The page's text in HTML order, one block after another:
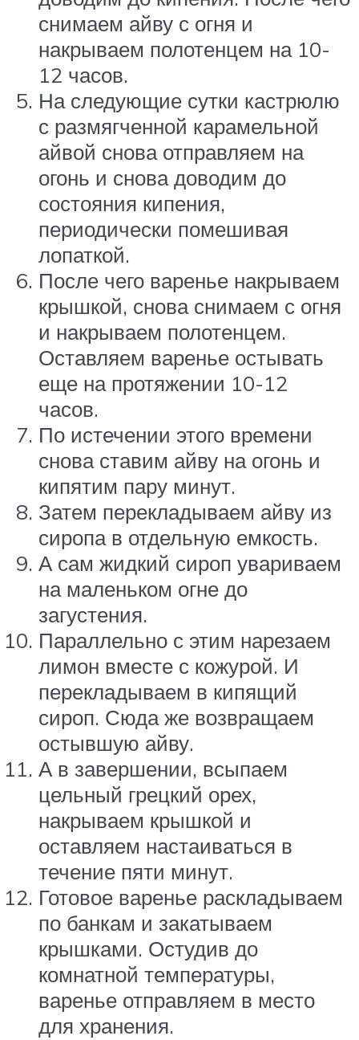
снимаем айву с огня и
накрываем полотенцем на 10-
12 часов.
На следующие сутки кастрюлю
с размягченной карамельной
айвой снова отправляем на
огонь и снова доводим до
состояния кипения,
периодически помешивая
лопаткой.
После чего варенье накрываем
крышкой, снова снимаем с огня
и накрываем полотенцем.
Оставляем варенье остывать
еще на протяжении 10-12
часов.
По истечении этого времени
снова ставим айву на огонь и
кипятим пару минут.
Затем перекладываем айву из
сиропа в отдельную емкость.
А сам жидкий сироп увариваем
на маленьком огне до
загустения.
Параллельно с этим нарезаем
лимон вместе с кожурой. И
перекладываем в кипящий
сироп. Сюда же возвращаем
остывшую айву.
А в завершении, всыпаем
цельный грецкий орех,
накрываем крышкой и
оставляем настаиваться в
течение пяти минут.
Готовое варенье раскладываем
по банкам и закатываем
крышками. Остудив до
комнатной температуры,
варенье отправляем в место
для хранения.